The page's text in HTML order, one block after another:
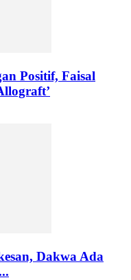
Positif, Faisal
Dakwa Ada